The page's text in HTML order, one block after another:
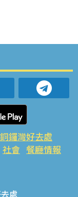
銅鑼灣好去處
社會 餐廳情報
處